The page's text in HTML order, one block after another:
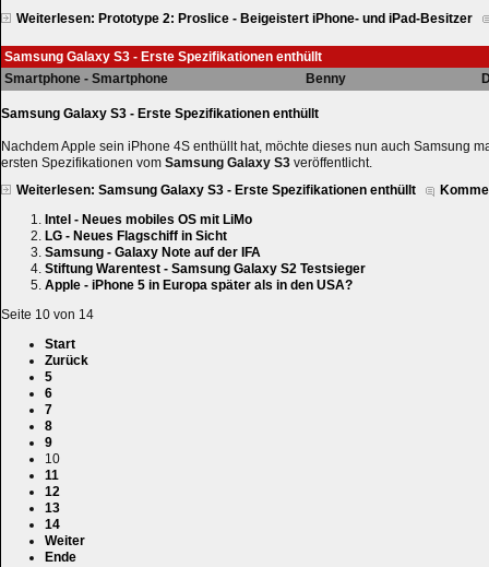
Weiterlesen: Prototype 2: Proslice - Beigeistert iPhone- und iPad-Besitzer
Samsung Galaxy S3 - Erste Spezifikationen enthüllt
Smartphone - Smartphone
Benny
Samsung Galaxy S3 - Erste Spezifikationen enthüllt
Nachdem Apple sein iPhone 4S enthüllt hat, möchte dieses nun auch Samsung
ersten Spezifikationen vom Samsung Galaxy S3 veröffentlicht.
Weiterlesen: Samsung Galaxy S3 - Erste Spezifikationen enthüllt
Intel - Neues mobiles OS mit LiMo
LG - Neues Flagschiff in Sicht
Samsung - Galaxy Note auf der IFA
Stiftung Warentest - Samsung Galaxy S2 Testsieger
Apple - iPhone 5 in Europa später als in den USA?
Seite 10 von 14
Start
Zurück
5
6
7
8
9
10
11
12
13
14
Weiter
Ende